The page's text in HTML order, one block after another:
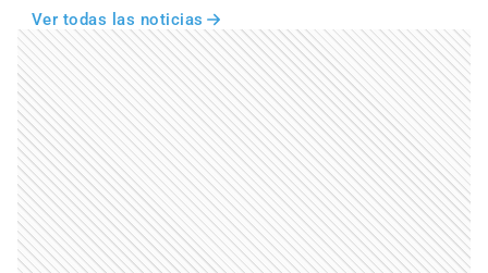
Ver todas las noticias